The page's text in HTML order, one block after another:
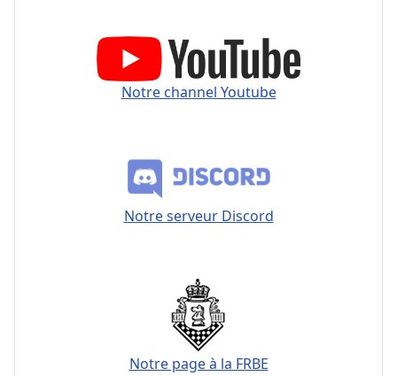
Notre channel Youtube
Notre serveur Discord
Notre page à la FRBE